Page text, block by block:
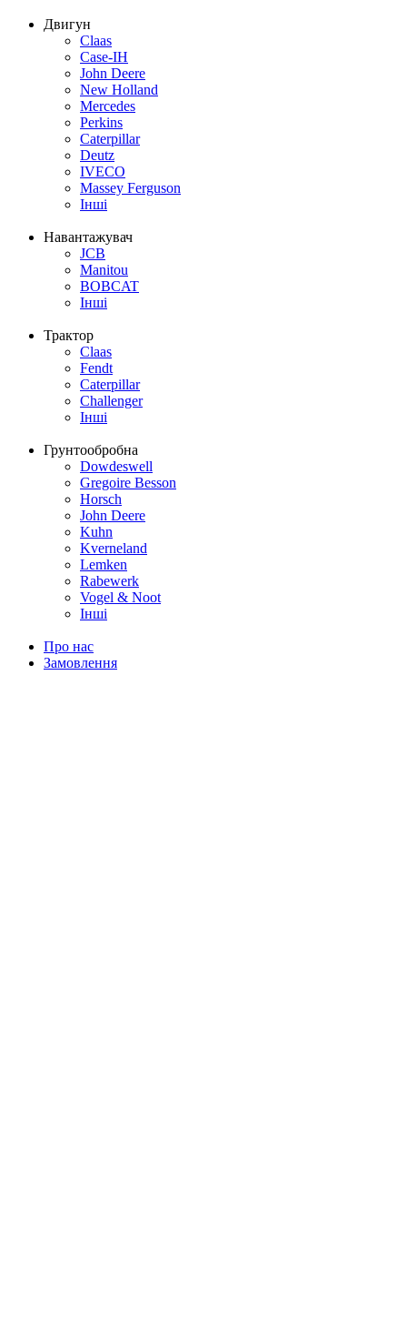
Двигун
Claas
Case-IH
John Deere
New Holland
Mercedes
Perkins
Caterpillar
Deutz
IVECO
Massey Ferguson
Інші
Навантажувач
JCB
Manitou
BOBCAT
Інші
Трактор
Claas
Fendt
Caterpillar
Challenger
Інші
Грунтообробна
Dowdeswell
Gregoire Besson
Horsch
John Deere
Kuhn
Kverneland
Lemken
Rabewerk
Vogel & Noot
Інші
Про нас
Замовлення